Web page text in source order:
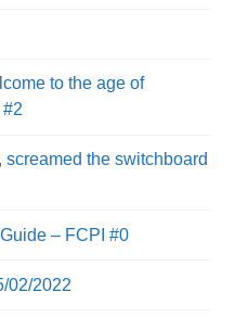
to the age of
the switchboard
– FCPI #0
02/2022